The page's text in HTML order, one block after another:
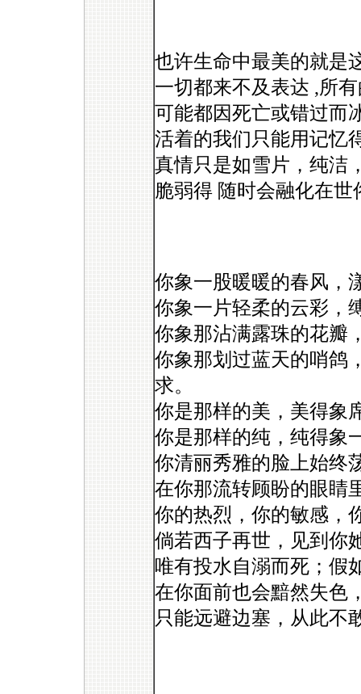
也许生命中最美的就是
一切都来不及表达 ,所
可能都因死亡或错过而
活着的我们只能用记忆
真情只是如雪片，纯洁
脆弱得 随时会融化在
你象一股暖暖的春风，
你象一片轻柔的云彩，
你象那沾满露珠的花瓣
你象那划过蓝天的哨鸽
求。
你是那样的美，美得象
你是那样的纯，纯得象
你清丽秀雅的脸上始终
在你那流转顾盼的眼睛
你的热烈，你的敏感，
倘若西子再世，见到你
唯有投水自溺而死；假
在你面前也会黯然失色
只能远避边塞，从此不